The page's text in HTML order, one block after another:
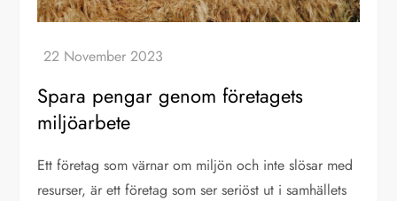
Spara pengar genom företagets
miljöarbete
Ett företag som värnar om miljön och inte slösar med
resurser, är ett företag som ser seriöst ut i samhällets